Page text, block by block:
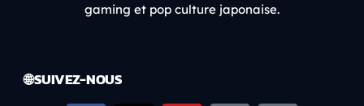
gaming et pop culture japonaise.
🌐 SUIVEZ-NOUS